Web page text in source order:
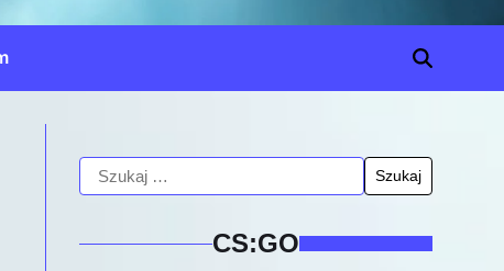
CS:GO